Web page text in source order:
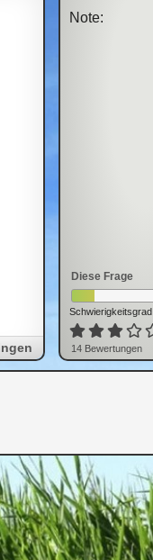
Note:
Diese Frage
Schwierigkeitsgrad
14 Bewertungen